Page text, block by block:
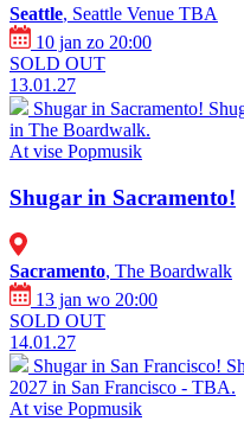
Seattle, Seattle Venue TBA
10 jan zo 20:00
SOLD OUT
13.01.27
Shugar in Sacramento!
in The Boardwalk.
At vise Popmusik
Shugar in Sacramento!
Sacramento, The Boardwalk
13 jan wo 20:00
SOLD OUT
14.01.27
Shugar in San Francisco!
2027 in San Francisco - TBA.
At vise Popmusik